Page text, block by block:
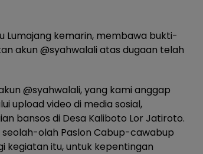
Lumajang kemarin, membawa bukti-
akun @syahwalali atas dugaan telah
@syahwalali, yang kami anggap
upload video di media sosial,
bansos di Desa Kaliboto Lor Jatiroto.
olah Paslon Cabup-cawabup
kegiatan itu, untuk kepentingan